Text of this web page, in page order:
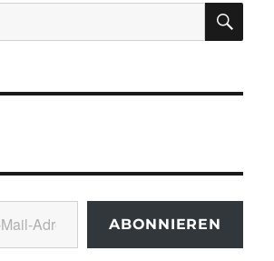
ABONNIEREN